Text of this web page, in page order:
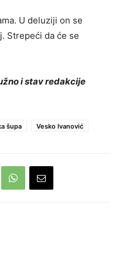
U deluziji on se
Strepeći da će se
i stav redakcije
šupa Vesko Ivanović